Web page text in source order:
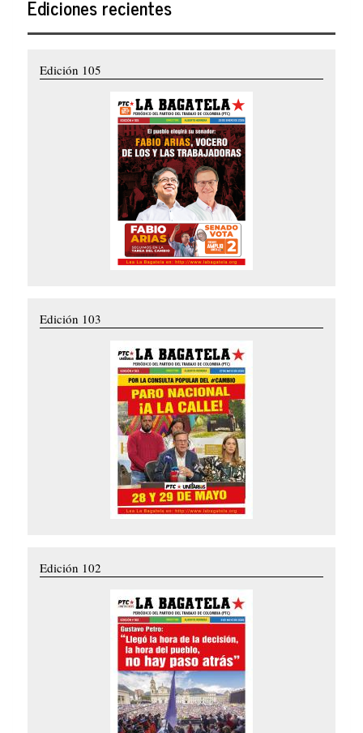
Ediciones recientes
Edición 105
Edición 103
Edición 102